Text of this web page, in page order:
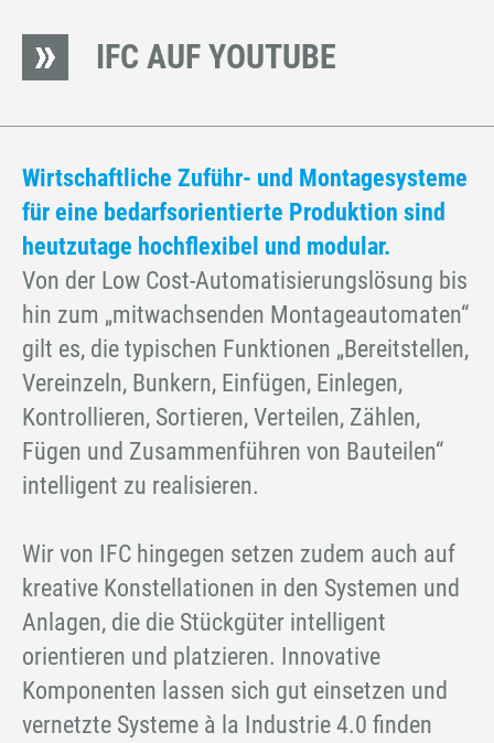
IFC AUF YOUTUBE
Wirtschaftliche Zuführ- und Montagesysteme
für eine bedarfsorientierte Produktion sind
heutzutage hochflexibel und modular.
Von der Low Cost-Automatisierungslösung bis
hin zum „mitwachsenden Montageautomaten“
gilt es, die typischen Funktionen „Bereitstellen,
Vereinzeln, Bunkern, Einfügen, Einlegen,
Kontrollieren, Sortieren, Verteilen, Zählen,
Fügen und Zusammenführen von Bauteilen“
intelligent zu realisieren.
Wir von IFC hingegen setzen zudem auch auf
kreative Konstellationen in den Systemen und
Anlagen, die die Stückgüter intelligent
orientieren und platzieren. Innovative
Komponenten lassen sich gut einsetzen und
vernetzte Systeme à la Industrie 4.0 finden